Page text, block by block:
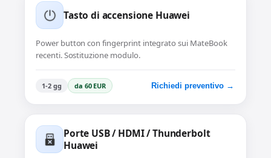
Tasto di accensione Huawei
Power button con fingerprint integrato sui MateBook
recenti. Sostituzione modulo.
1-2 gg da 60 EUR Richiedi preventivo →
Porte USB / HDMI / Thunderbolt
Huawei